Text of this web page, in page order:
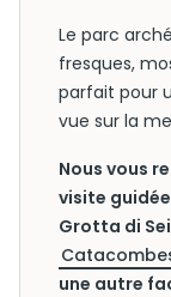
Le parc
fresques,
parfait pour
vue sur la
Nous vous
visite
Grotta di
une autre